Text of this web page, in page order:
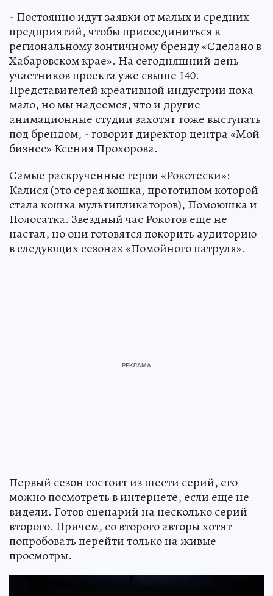
- Постоянно идут заявки от малых и средних
предприятий, чтобы присоединиться к
региональному зонтичному бренду «Сделано в
Хабаровском крае». На сегодняшний день
участников проекта уже свыше 140.
Представителей креативной индустрии пока
мало, но мы надеемся, что и другие
анимационные студии захотят тоже выступать
под брендом, - говорит директор центра «Мой
бизнес» Ксения Прохорова.
Самые раскрученные герои «Рокотески»:
Калися (это серая кошка, прототипом которой
стала кошка мультипликаторов), Помоюшка и
Полосатка. Звездный час Рокотов еще не
настал, но они готовятся покорить аудиторию
в следующих сезонах «Помойного патруля».
Первый сезон состоит из шести серий, его
можно посмотреть в интернете, если еще не
видели. Готов сценарий на несколько серий
второго. Причем, со второго авторы хотят
попробовать перейти только на живые
просмотры.